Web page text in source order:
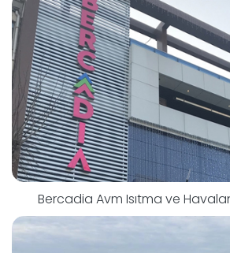
Bercadia Avm Isıtma ve